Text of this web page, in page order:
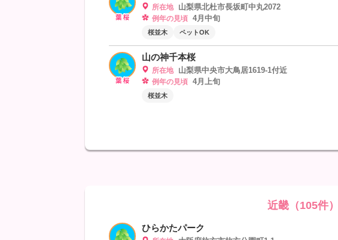
所在地 山梨県北杜市長坂町中丸2072
例年の見頃 4月中旬
桜並木 ペットOK
山の神千本桜
所在地 山梨県中央市大鳥居1619-1付近
例年の見頃 4月上旬
桜並木
近畿（105件）
ひらかたパーク